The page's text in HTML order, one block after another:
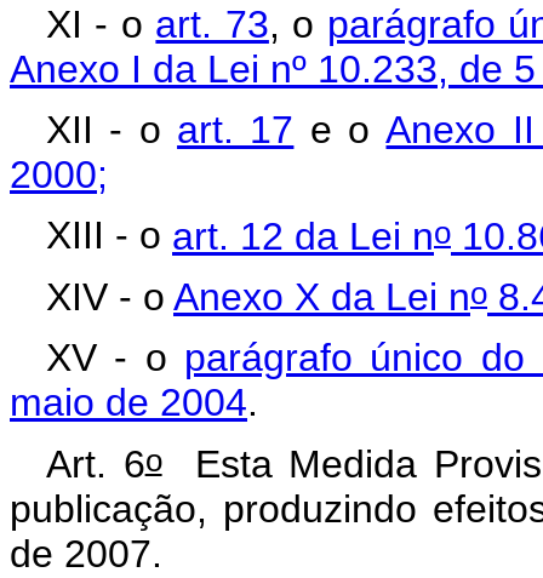
XI - o art. 73, o parágrafo
Anexo I da Lei nº 10.233, de
XII - o art. 17 e oAnexo
2000;
XIII - o art. 12 da Lei no
XIV - o Anexo X da Lei no
XV - o parágrafo único
maio de 2004.
Art. 6o
Esta Medida
publicação, produzindo
de 2007.